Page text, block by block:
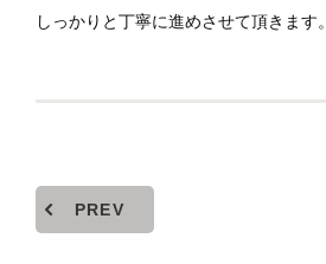
しっかりと丁寧に進めさせて頂きます。
PREV